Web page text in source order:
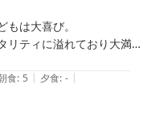
トスペースや、館内で
設についてお褒めの言
、台風の影響がありな
ただけて何よりでござ
は大喜び。
リティに溢れており大満足
ングが行えるアクティビ
食: 5 | 夕食: - |